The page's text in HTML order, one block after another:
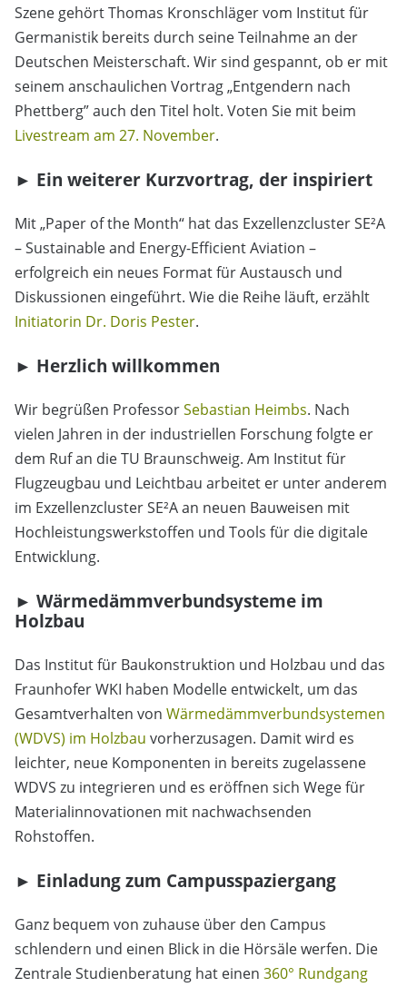
Szene gehört Thomas Kronschläger vom Institut für
Germanistik bereits durch seine Teilnahme an der
Deutschen Meisterschaft. Wir sind gespannt, ob er mit
seinem anschaulichen Vortrag „Entgendern nach
Phettberg” auch den Titel holt. Voten Sie mit beim
Livestream am 27. November.
► Ein weiterer Kurzvortrag, der inspiriert
Mit „Paper of the Month“ hat das Exzellenzcluster SE²A
– Sustainable and Energy-Efficient Aviation –
erfolgreich ein neues Format für Austausch und
Diskussionen eingeführt. Wie die Reihe läuft, erzählt
Initiatorin Dr. Doris Pester.
► Herzlich willkommen
Wir begrüßen ProfessorSebastian Heimbs. Nach
vielen Jahren in der industriellen Forschung folgte er
dem Ruf an die TU Braunschweig. Am Institut für
Flugzeugbau und Leichtbau arbeitet er unter anderem
im Exzellenzcluster SE²A an neuen Bauweisen mit
Hochleistungswerkstoffen und Tools für die digitale
Entwicklung.
► Wärmedämmverbundsysteme im
Holzbau
Das Institut für Baukonstruktion und Holzbau und das
Fraunhofer WKI haben Modelle entwickelt, um das
Gesamtverhalten von Wärmedämmverbundsystemen
(WDVS) im Holzbau vorherzusagen. Damit wird es
leichter, neue Komponenten in bereits zugelassene
WDVS zu integrieren und es eröffnen sich Wege für
Materialinnovationen mit nachwachsenden
Rohstoffen.
► Einladung zum Campusspaziergang
Ganz bequem von zuhause über den Campus
schlendern und einen Blick in die Hörsäle werfen. Die
Zentrale Studienberatung hat einen 360° Rundgang